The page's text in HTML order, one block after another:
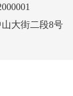
大街二段8号